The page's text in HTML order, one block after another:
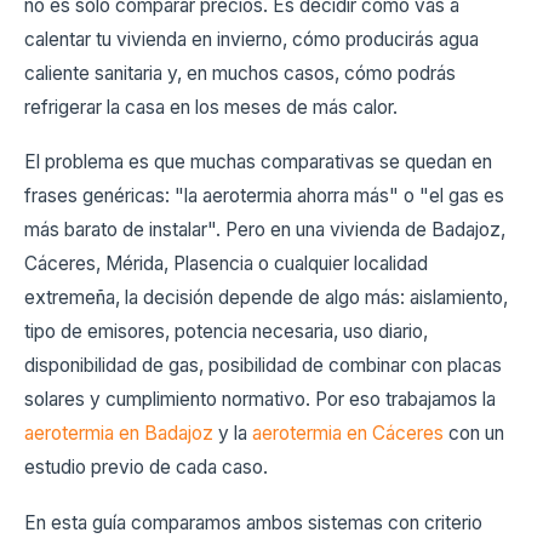
no es solo comparar precios. Es decidir cómo vas a
calentar tu vivienda en invierno, cómo producirás agua
caliente sanitaria y, en muchos casos, cómo podrás
refrigerar la casa en los meses de más calor.
El problema es que muchas comparativas se quedan en
frases genéricas: "la aerotermia ahorra más" o "el gas es
más barato de instalar". Pero en una vivienda de Badajoz,
Cáceres, Mérida, Plasencia o cualquier localidad
extremeña, la decisión depende de algo más: aislamiento,
tipo de emisores, potencia necesaria, uso diario,
disponibilidad de gas, posibilidad de combinar con placas
solares y cumplimiento normativo. Por eso trabajamos la
aerotermia en Badajoz y la aerotermia en Cáceres con un
estudio previo de cada caso.
En esta guía comparamos ambos sistemas con criterio